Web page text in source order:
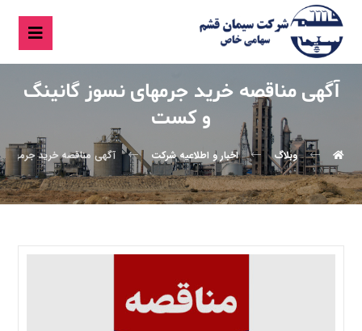
آگهی مناقصه خرید جرمهای نسوز گانینگ
و کست
وبلاگ اخبار و اطلاعیه شرکت آگهی مناقصه خرید